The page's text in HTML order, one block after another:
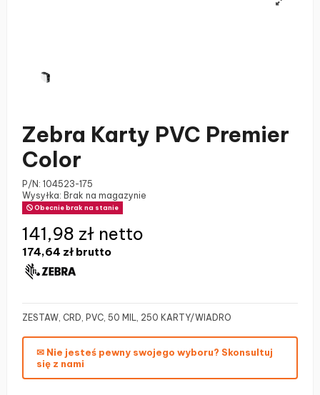
Zebra Karty PVC Premier
Color
P/N: 104523-175
Wysyłka: Brak na magazynie
Obecnie brak na stanie
174,64 zł brutto
141,98 zł netto
ZESTAW, CRD, PVC, 50 MIL, 250 KARTY/WIADRO
✉ Nie jesteś pewny swojego wyboru? Skonsultuj
się z nami